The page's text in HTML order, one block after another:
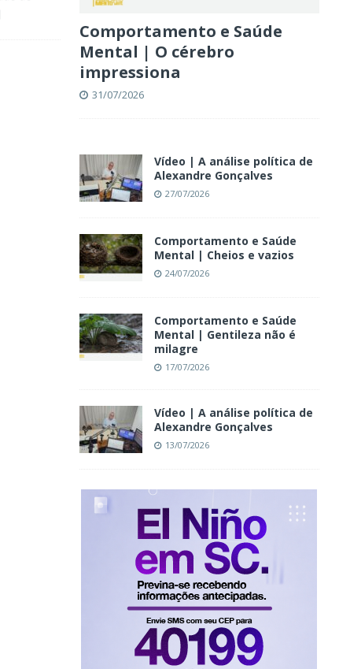
Comportamento e Saúde
Mental | O cérebro
impressiona
31/07/2026
Vídeo | A análise política de
Alexandre Gonçalves
27/07/2026
Comportamento e Saúde
Mental | Cheios e vazios
24/07/2026
Comportamento e Saúde
Mental | Gentileza não é
milagre
17/07/2026
Vídeo | A análise política de
Alexandre Gonçalves
13/07/2026